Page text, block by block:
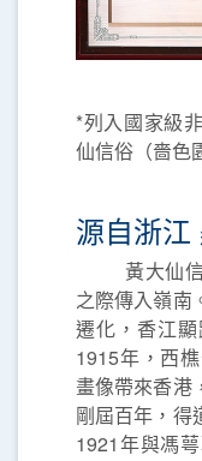
*列入國家級
仙信俗（嗇色
源自浙江
黃大仙信
之際傳入嶺南
遷化，香江
1915年，西
畫像帶來香港
剛屆百年，得
1921年與馮